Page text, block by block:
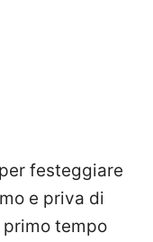
festeggiare
e priva di
tempo